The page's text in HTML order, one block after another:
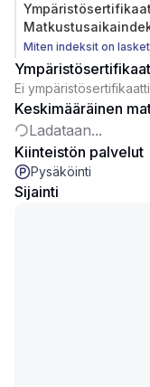
Miten indeksit on
Ei
Keskimääräinen
Ladataan...
Kiinteistön palvelut
Pysäköinti
Sijainti